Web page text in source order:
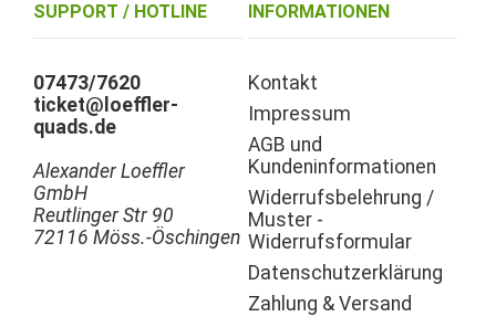
SUPPORT / HOTLINE
07473/7620
ticket@loeffler-
quads.de
Alexander Loeffler
GmbH
Reutlinger Str 90
72116 Möss.-Öschingen
INFORMATIONEN
Kontakt
Impressum
AGB und
Kundeninformationen
Widerrufsbelehrung /
Muster -
Widerrufsformular
Datenschutzerklärung
Zahlung & Versand